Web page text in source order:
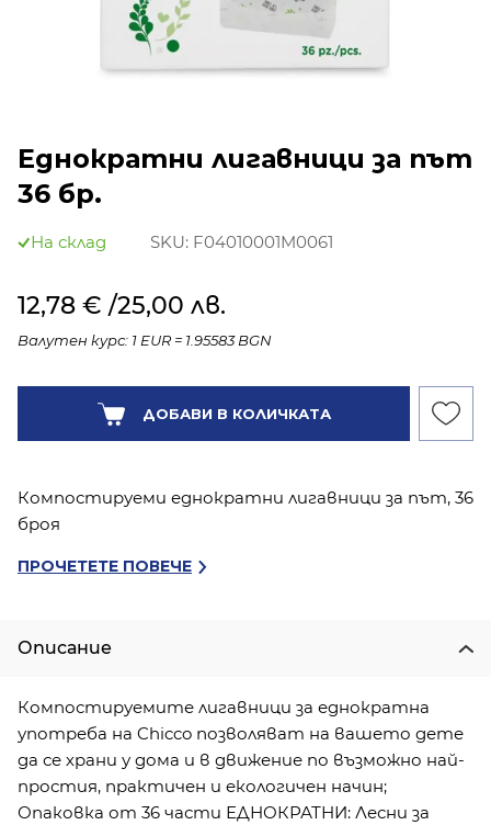
Еднократни лигавници за път
36 бр.
На склад SKU: F04010001M0061
12,78 € /25,00 лв.
Валутен курс: 1 EUR = 1.95583 BGN
Количество:
ДОБАВИ В КОЛИЧКАТА
Компостируеми еднократни лигавници за път, 36
броя
ПРОЧЕТЕТЕ ПОВЕЧЕ
Описание
Компостируемите лигавници за еднократна
употреба на Chicco позволяват на вашето дете
да се храни у дома и в движение по възможно най-
простия, практичен и екологичен начин;
Опаковка от 36 части ЕДНОКРАТНИ: Лесни за